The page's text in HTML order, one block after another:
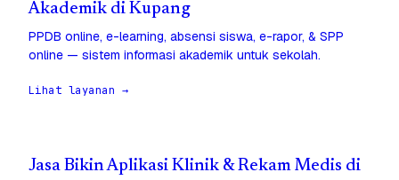
Akademik di Kupang
PPDB online, e-learning, absensi siswa, e-rapor, & SPP
online — sistem informasi akademik untuk sekolah.
Lihat layanan →
Jasa Bikin Aplikasi Klinik & Rekam Medis di